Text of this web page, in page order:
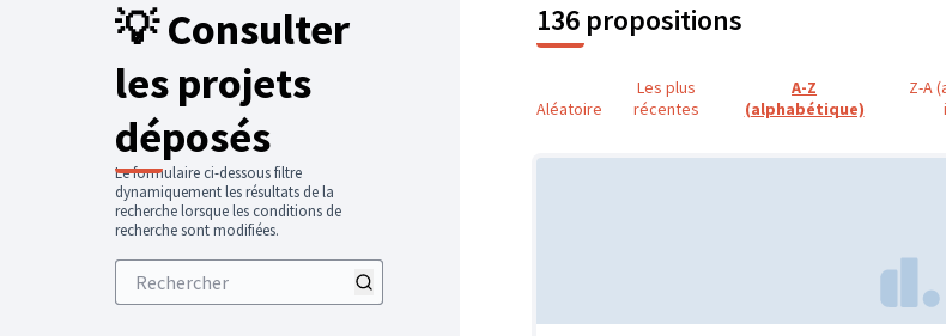
💡 Consulter
les projets
déposés
Le formulaire ci-dessous filtre
dynamiquement les résultats de la
recherche lorsque les conditions de
recherche sont modifiées.
136 propositions
Aléatoire
Les plus
récentes
A-Z
(alphabétique)
Z-A